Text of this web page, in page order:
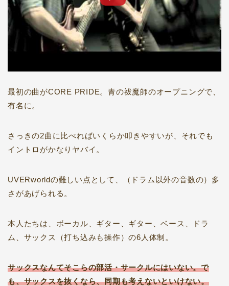
最初の曲がCORE PRIDE。青の祓魔師のオープニングで、
有名に。
さっきの2曲に比べればいくらか叩きやすいが、それでも
イントロがかなりヤバイ。
UVERworldの難しい点として、（ドラム以外の音数の）多
さがあげられる。
本人たちは、ボーカル、ギター、ギター、ベース、ドラ
ム、サックス（打ち込みも操作）の6人体制。
サックスなんてそこらの部活・サークルにはいない。で
も、サックスを抜くなら、同期も考えないといけない。